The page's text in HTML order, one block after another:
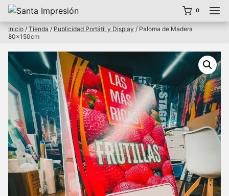
Saltar
contenido
0
Inicio / Tienda / Publicidad Portátil y Display / Paloma de Madera
80x150cm